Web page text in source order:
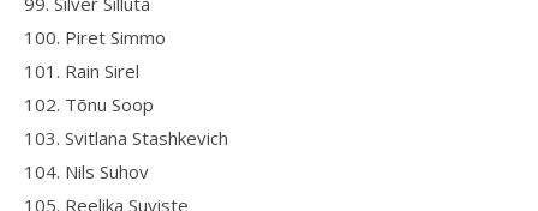
100. Piret Simmo
101. Rain Sirel
102. Tõnu Soop
103. Svitlana Stashkevich
104. Nils Suhov
105. Reelika Suviste